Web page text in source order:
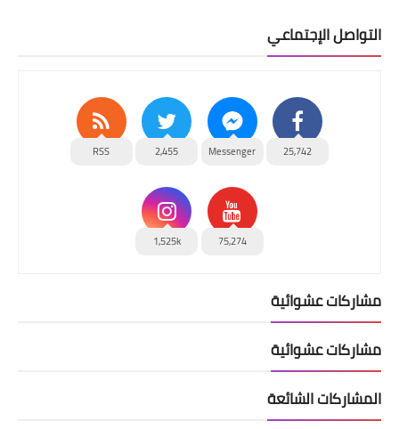
التواصل الإجتماعي
25,742
Messenger
2,455
RSS
75,274
1,525k
مشاركات عشوائية
مشاركات عشوائية
المشاركات الشائعة